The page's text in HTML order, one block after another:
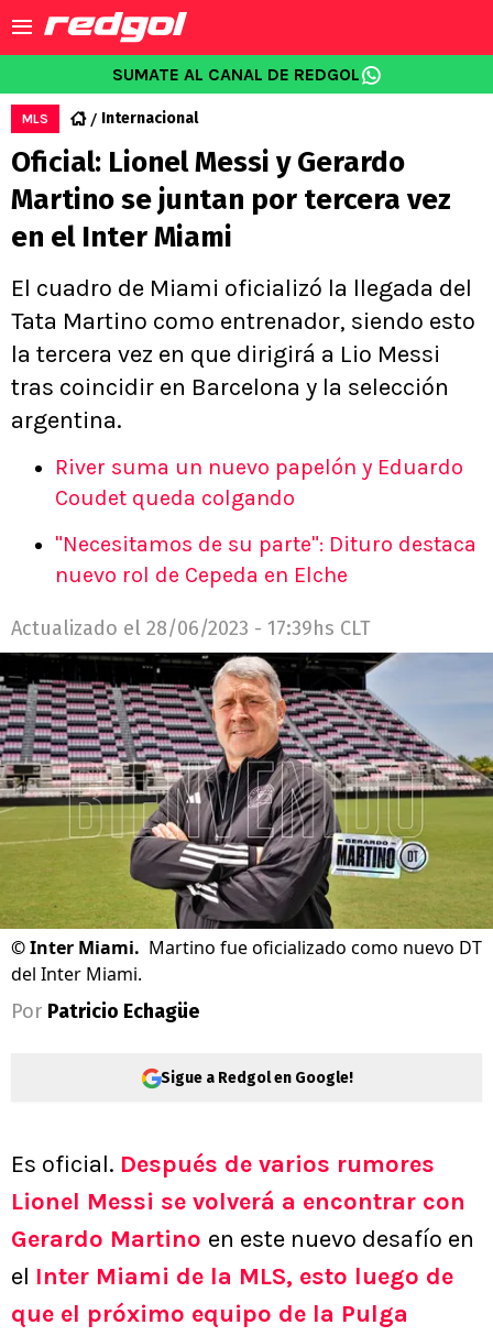
SUMATE AL CANAL DE REDGOL
MLS Internacional
Oficial: Lionel Messi y Gerardo
Martino se juntan por tercera vez
en el Inter Miami
El cuadro de Miami oficializó la llegada del
Tata Martino como entrenador, siendo esto
la tercera vez en que dirigirá a Lio Messi
tras coincidir en Barcelona y la selección
argentina.
River suma un nuevo papelón y Eduardo
Coudet queda colgando
"Necesitamos de su parte": Dituro destaca
nuevo rol de Cepeda en Elche
Actualizado el 28/06/2023 - 17:39hs CLT
©Inter Miami. Martino fue oficializado como nuevo DT
del Inter Miami.
Por Patricio Echagüe
Sigue a Redgol en Google!
Es oficial. Después de varios rumores
Lionel Messi se volverá a encontrar con
Gerardo Martino en este nuevo desafío en
el Inter Miami de la MLS, esto luego de
que el próximo equipo de la Pulga